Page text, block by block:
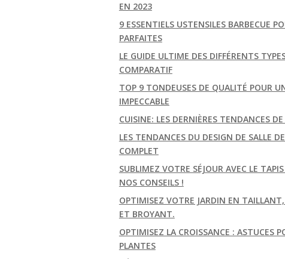
EN 2023
9 ESSENTIELS USTENSILES BARBECUE
PARFAITES
LE GUIDE ULTIME DES DIFFÉRENTS
COMPARATIF
TOP 9 TONDEUSES DE QUALITÉ POUR
IMPECCABLE
CUISINE: LES DERNIÈRES TENDANCES
LES TENDANCES DU DESIGN DE SALLE
COMPLET
SUBLIMEZ VOTRE SÉJOUR AVEC LE
NOS CONSEILS !
OPTIMISEZ VOTRE JARDIN EN
ET BROYANT.
OPTIMISEZ LA CROISSANCE : ASTUCES
PLANTES